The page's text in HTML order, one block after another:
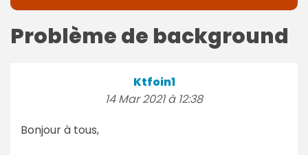
Problème de background
Ktfoin1
14 Mar 2021 à 12:38
Bonjour à tous,